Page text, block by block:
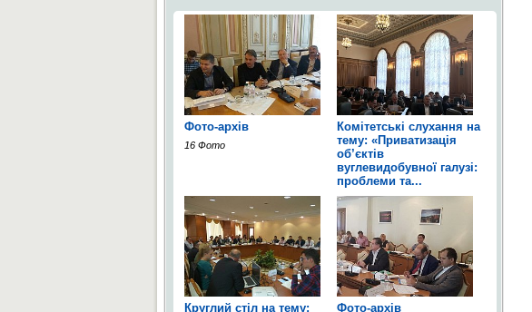
Фото-архів
16 Фото
Комітетські слухання на
тему: «Приватизація
об’єктів
вуглевидобувної галузі:
проблеми та...
2 Фото
Круглий стіл на тему: Фото-архів